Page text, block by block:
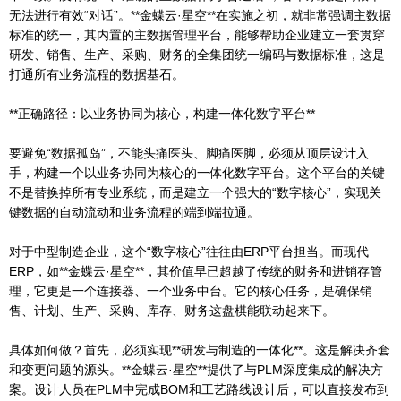
无法进行有效“对话”。**金蝶云·星空**在实施之初，就非常强调主数据
标准的统一，其内置的主数据管理平台，能够帮助企业建立一套贯穿
研发、销售、生产、采购、财务的全集团统一编码与数据标准，这是
打通所有业务流程的数据基石。
**正确路径：以业务协同为核心，构建一体化数字平台**
要避免“数据孤岛”，不能头痛医头、脚痛医脚，必须从顶层设计入
手，构建一个以业务协同为核心的一体化数字平台。这个平台的关键
不是替换掉所有专业系统，而是建立一个强大的“数字核心”，实现关
键数据的自动流动和业务流程的端到端拉通。
对于中型制造企业，这个“数字核心”往往由ERP平台担当。而现代
ERP，如**金蝶云·星空**，其价值早已超越了传统的财务和进销存管
理，它更是一个连接器、一个业务中台。它的核心任务，是确保销
售、计划、生产、采购、库存、财务这盘棋能联动起来下。
具体如何做？首先，必须实现**研发与制造的一体化**。这是解决齐套
和变更问题的源头。**金蝶云·星空**提供了与PLM深度集成的解决方
案。设计人员在PLM中完成BOM和工艺路线设计后，可以直接发布到